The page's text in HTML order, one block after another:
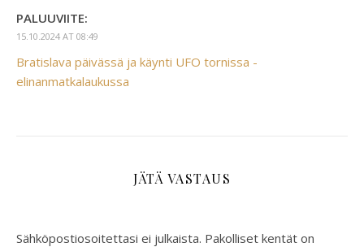
PALUUVIITE:
15.10.2024 AT 08:49
Bratislava päivässä ja käynti UFO tornissa -
elinanmatkalaukussa
JÄTÄ VASTAUS
Sähköpostiosoitettasi ei julkaista. Pakolliset kentät on